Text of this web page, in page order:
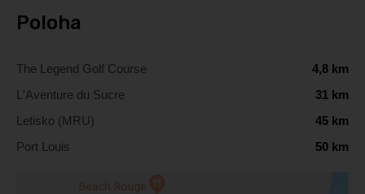
Poloha
The Legend Golf Course
4,8 km
L'Aventure du Sucre
31 km
Letisko (MRU)
45 km
Port Louis
50 km